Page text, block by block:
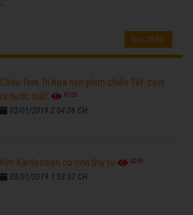
Đọc thêm
Châu Tinh Trì hứa hẹn phim chiếu Tết 'cười
ra nước mắt'
6765
03/01/2019 2:04:06 CH
Kim Kardashian có con thứ tư 6265
03/01/2019 1:03:37 CH